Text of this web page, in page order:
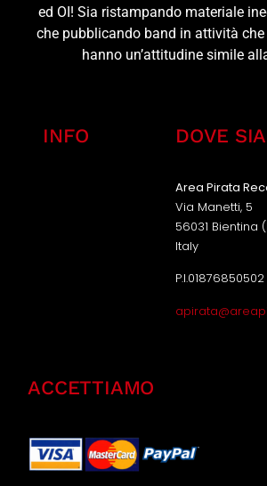
ed OI! Sia ristampando materiale
che pubblicando band in attività
hanno un’attitudine simile
INFO DOVE
Area Pirata
Via Manetti, 5
56031 Bientina
Italy
P.I.01876850502
ACCETTIAMO